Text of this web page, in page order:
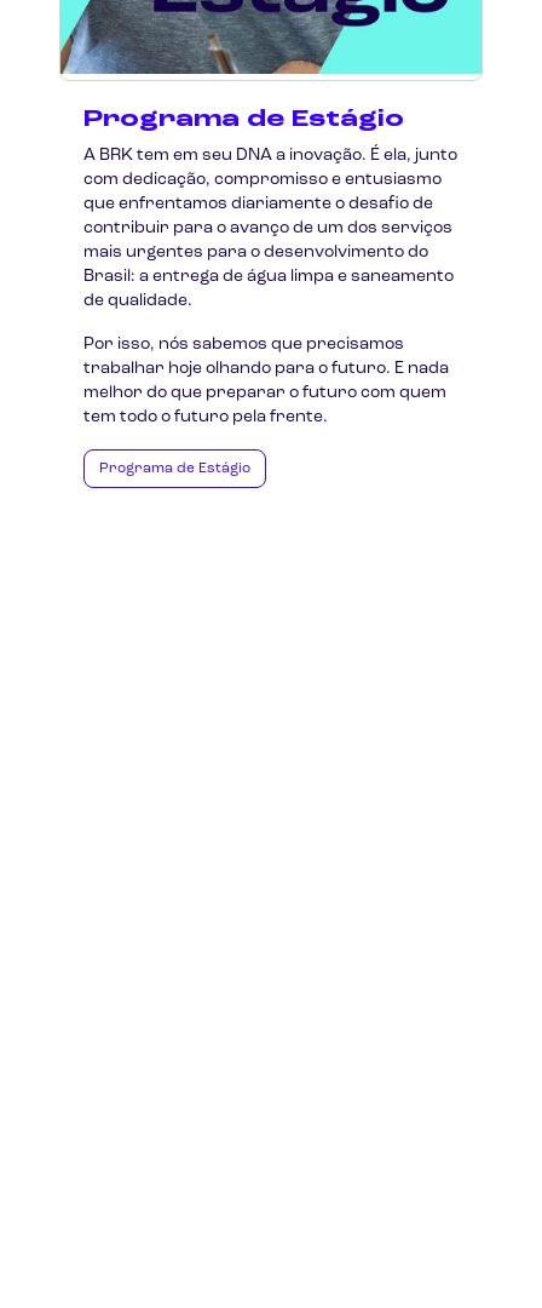
Programa de Estágio
A BRK tem em seu DNA a inovação. É ela, junto
com dedicação, compromisso e entusiasmo
que enfrentamos diariamente o desafio de
contribuir para o avanço de um dos serviços
mais urgentes para o desenvolvimento do
Brasil: a entrega de água limpa e saneamento
de qualidade.
Por isso, nós sabemos que precisamos
trabalhar hoje olhando para o futuro. E nada
melhor do que preparar o futuro com quem
tem todo o futuro pela frente.
Programa de Estágio